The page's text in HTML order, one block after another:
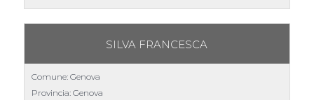
SILVA FRANCESCA
Comune: Genova
Provincia: Genova